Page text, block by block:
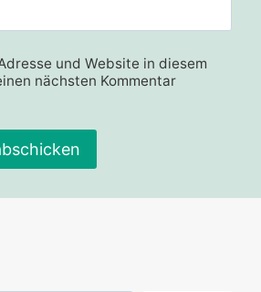
und Website in diesem
nächsten Kommentar